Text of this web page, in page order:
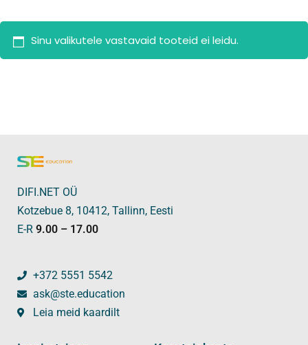
Sinu valikutele vastavaid tooteid ei leidu.
DIFI.NET OÜ
Kotzebue 8, 10412, Tallinn, Eesti
E-R 9.00 – 17.00
+372 5551 5542
ask@ste.education
Leia meid kaardilt